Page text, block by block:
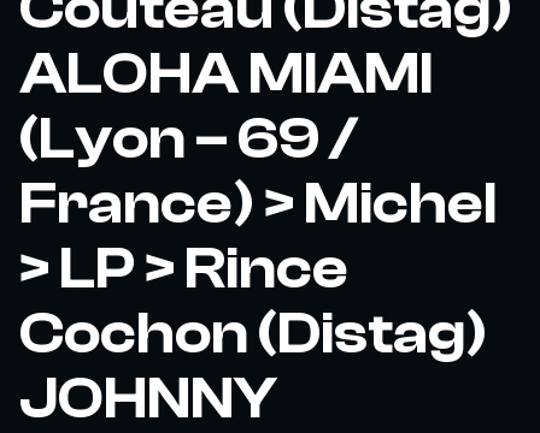
ALOHA MIAMI
(Lyon – 69 /
France) > Michel
> LP > Rince
Cochon (Distag)
JOHNNY